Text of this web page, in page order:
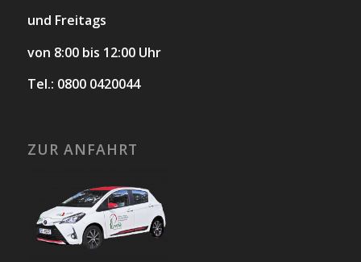
und Freitags
von 8:00 bis 12:00 Uhr
Tel.: 0800 0420044
ZUR ANFAHRT